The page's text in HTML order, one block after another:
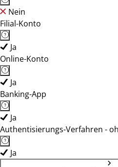
Nein
Filial-Konto
Ja
Online-Konto
Ja
Banking-App
Ja
Authentisierungs-Verfahren -
Ja